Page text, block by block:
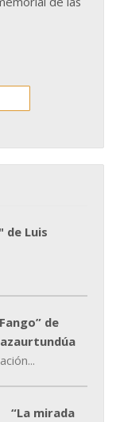
de Luis
de
“La mirada